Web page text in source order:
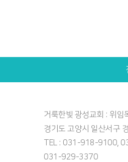
거룩한빛 광성교회 : 위임
경기도 고양시 일산서구
TEL : 031-918-9100,
031-929-3370